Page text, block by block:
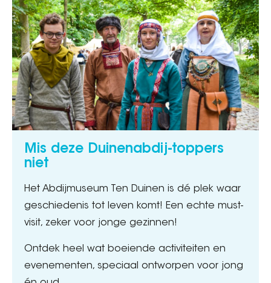
Mis deze Duinenabdij-toppers
niet
Het Abdijmuseum Ten Duinen is dé plek waar
geschiedenis tot leven komt! Een echte must-
visit, zeker voor jonge gezinnen!
Ontdek heel wat boeiende activiteiten en
evenementen, speciaal ontworpen voor jong